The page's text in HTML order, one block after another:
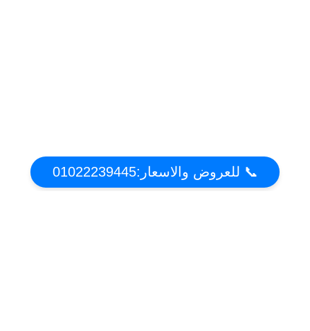
📞 للعروض والاسعار:01022239445